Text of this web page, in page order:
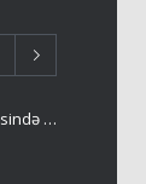
Yaşlı insanlarda bud-çanaq oynağı nahiyəsində sınıqlar